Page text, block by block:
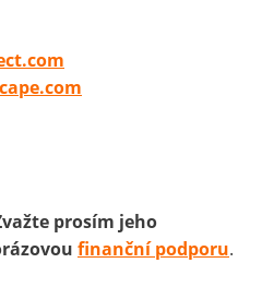
prosím jeho
finanční podporu.